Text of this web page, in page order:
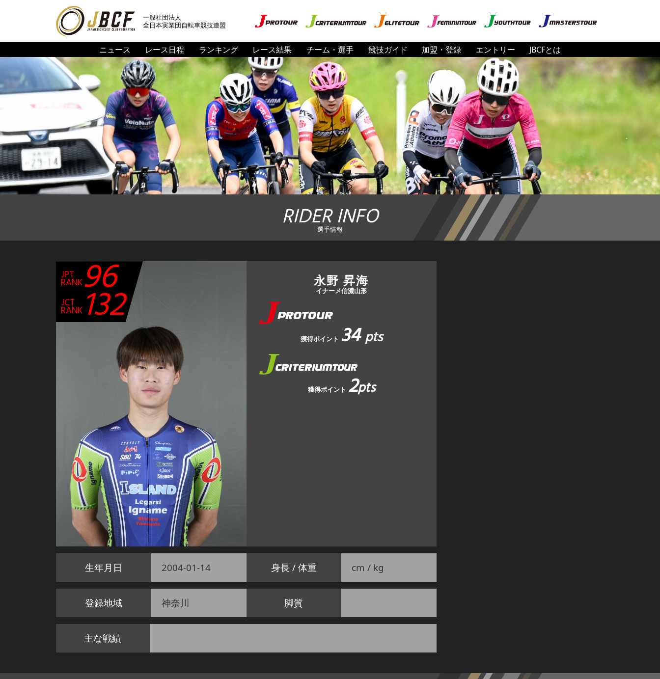
一般社団法人
全日本実業団自転車競技連盟
ニュース レース日程 ランキング レース結果 チーム・選手 競技ガイド 加盟・登録 エントリー JBCFとは
RIDER INFO
選手情報
JPT
RANK96
JCT
RANK 132 永野 昇海
イナーメ信濃山形
獲得ポイント 34pts
獲得ポイント 2pts
生年月日 2004-01-14 身長 / 体重 cm / kg
登録地域 神奈川 脚質
主な戦績